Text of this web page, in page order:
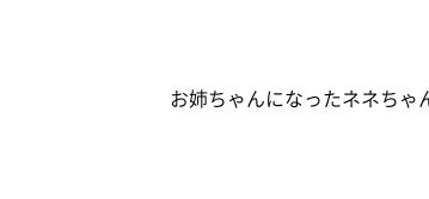
お姉ちゃんになったネネち